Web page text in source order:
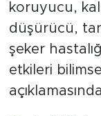
koruyucu,
düşürücü,
şeker
etkileri